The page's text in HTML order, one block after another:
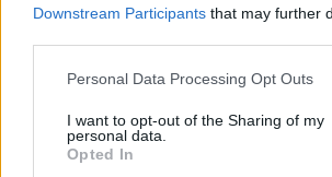
Downstream Participants that may further
Personal Data Processing Opt Outs
I want to opt-out of the Sharing of my
personal data.
Opted In
tłumacząc, że są w nich silniejsze
podjąć próbę zmiany tabletek,
Czy moze powinnam zmienić
gość
Wczoraj 28.06) przez pomyłkę usunęłam krążek